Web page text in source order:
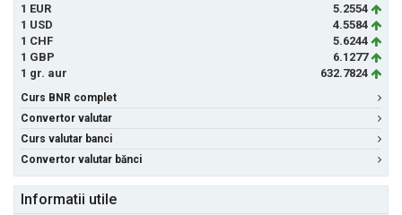
1 EUR
5.2554
1 USD
4.5584
1 CHF
5.6244
1 GBP
6.1277
1 gr. aur
632.7824
Curs BNR complet
Convertor valutar
Curs valutar banci
Convertor valutar bănci
Informatii utile